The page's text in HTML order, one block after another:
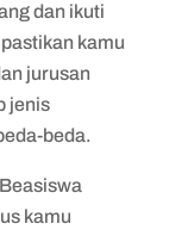
dan ikuti
kamu
jurusan
jenis
beda.
kamu